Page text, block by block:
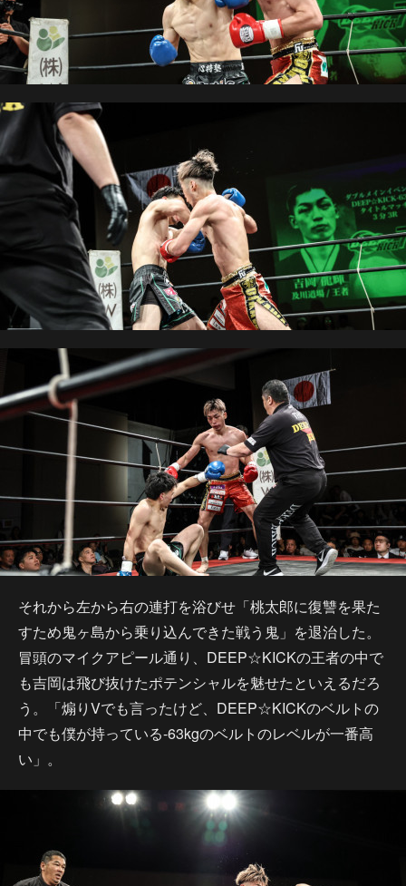
それから左から右の連打を浴びせ「桃太郎に復讐を果た
すため鬼ヶ島から乗り込んできた戦う鬼」を退治した。
冒頭のマイクアピール通り、DEEP☆KICKの王者の中で
も吉岡は飛び抜けたポテンシャルを魅せたといえるだろ
う。「煽りVでも言ったけど、DEEP☆KICKのベルトの
中でも僕が持っている-63kgのベルトのレベルが一番高
い」。